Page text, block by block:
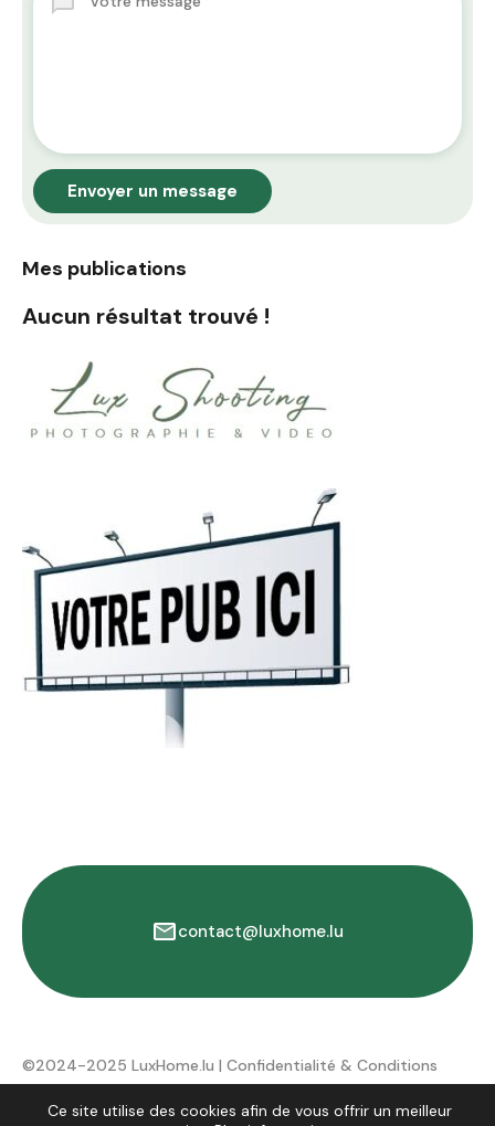
Envoyer un message
Mes publications
Aucun résultat trouvé !
contact@luxhome.lu
©2024-2025 LuxHome.lu | Confidentialité & Conditions
d'utilisation
Ce site utilise des cookies afin de vous offrir un meilleur